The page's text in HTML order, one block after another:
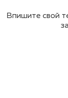
Впишите свой